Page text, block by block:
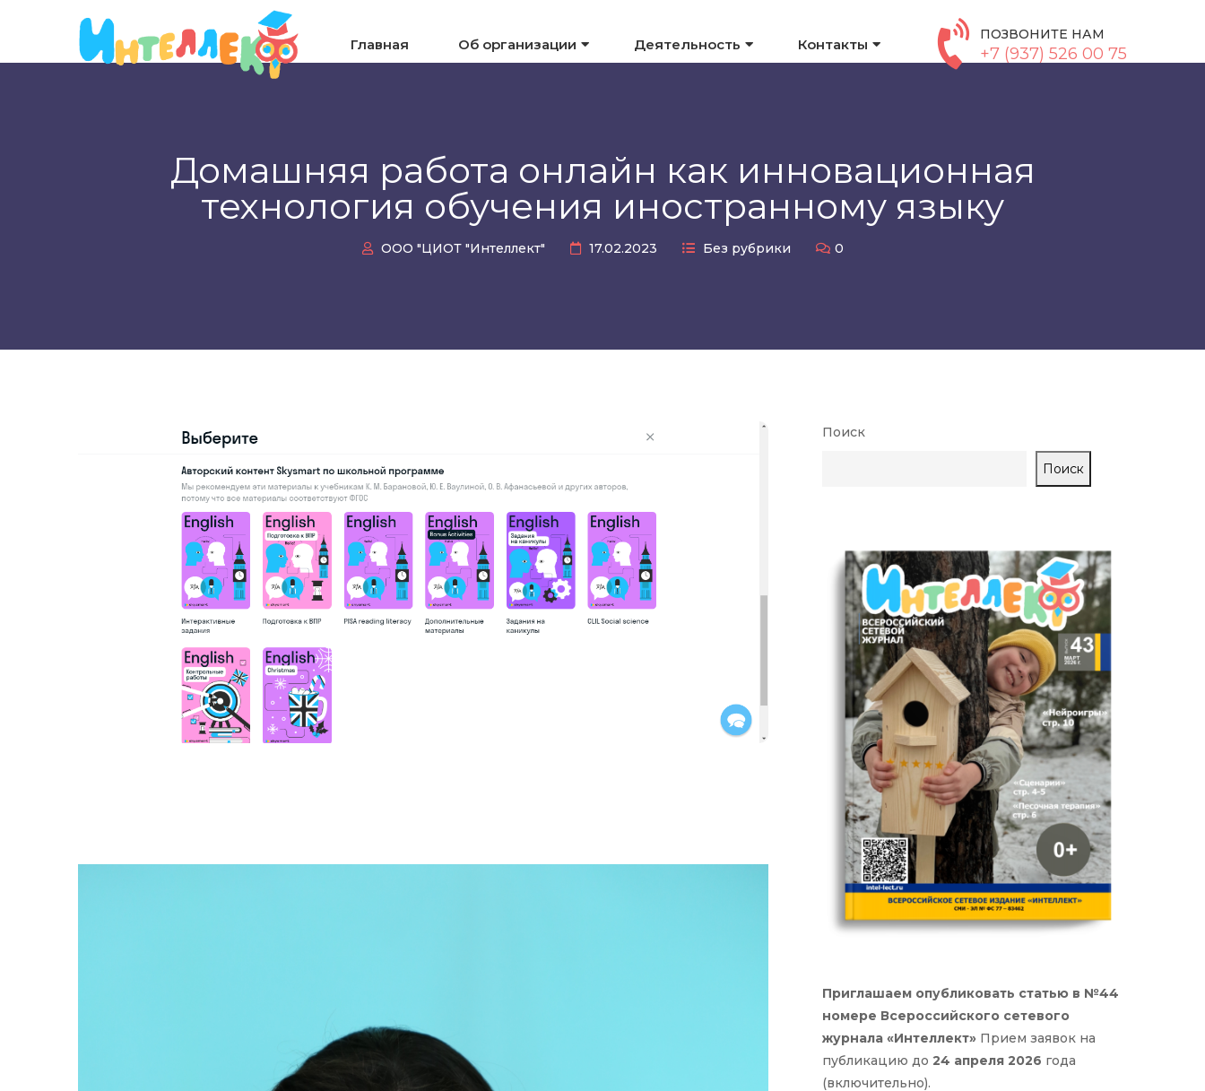
Главная Об организации Деятельность Контакты
ПОЗВОНИТЕ НАМ
+7 (937) 526 00 75
Домашняя работа онлайн как инновационная
технология обучения иностранному языку
ООО "ЦИОТ "Интеллект" 17.02.2023 Без рубрики 0
Поиск
Поиск
Приглашаем опубликовать статью в №44
номере Всероссийского сетевого
журнала «Интеллект» Прием заявок на
публикацию до 24 апреля 2026 года
(включительно).